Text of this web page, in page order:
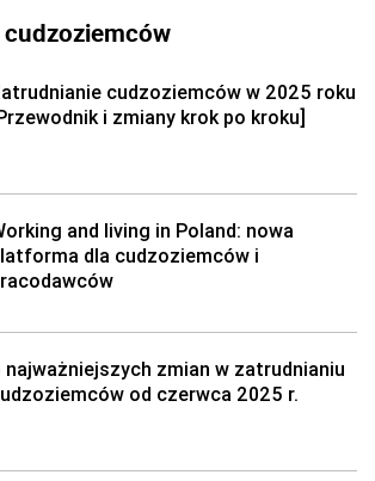
cudzoziemców w 2025 roku
i zmiany krok po kroku]
and living in Poland: nowa
dla cudzoziemców i
najważniejszych zmian w zatrudnianiu
od czerwca 2025 r.